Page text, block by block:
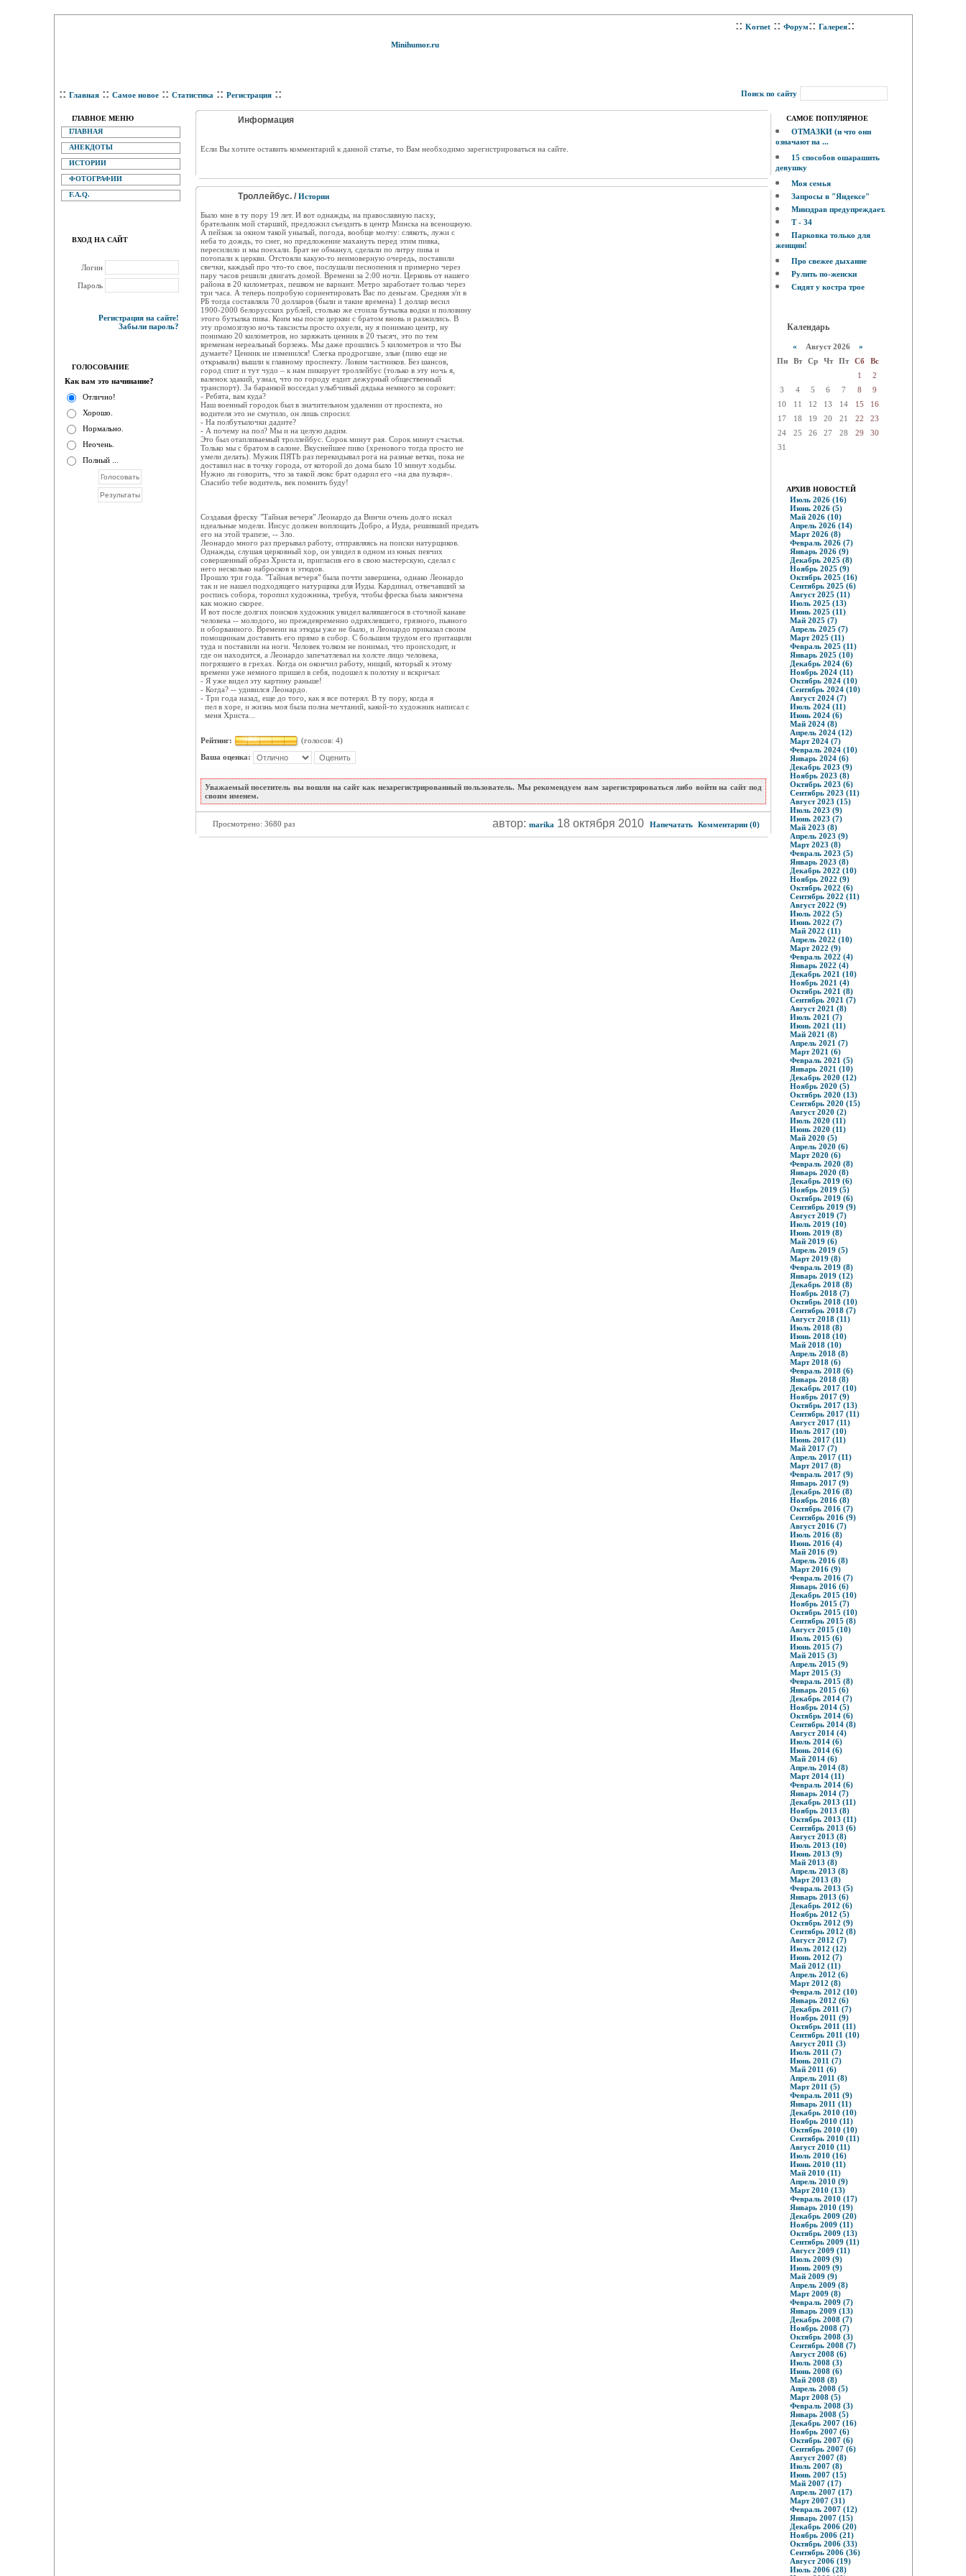
Minihumor.ru
:: Kornet :: Форум:: Галерея::
:: Главная :: Самое новое :: Статистика :: Регистрация :: Поиск по сайту
ГЛАВНОЕ МЕНЮ
ГЛАВНАЯ
АНЕКДОТЫ
ИСТОРИИ
ФОТОГРАФИИ
F.A.Q.
ВХОД НА САЙТ
Логин
Пароль
Регистрация на сайте!
Забыли пароль?
ГОЛОСОВАНИЕ
Как вам это начинание?
Отлично!
Хорошо.
Нормально.
Неочень.
Полный ...
Информация
Eсли Вы хотите оставить комментарий к данной статье, то Вам необходимо зарегистрироваться на сайте.
Троллейбус. / Истории
Было мне в ту пору 19 лет. И вот однажды, на православную пасху,
брательник мой старший, предложил съездить в центр Минска на всенощную.
А пейзаж за окном такой унылый, погода, вообще молчу: слякоть, лужи с
неба то дождь, то снег, но предложение махануть перед этим пивка,
пересилило и мы поехали. Брат не обманул, сделали по литру пива и
потопали к церкви. Отстояли какую-то неимоверную очередь, поставили
свечки, каждый про что-то свое, послушали песнопения и примерно через
пару часов решили двигать домой. Времени за 2:00 ночи. Церковь от нашего
района в 20 километрах, пешком не вариант. Метро заработает только через
три часа. А теперь попробую сориентировать Вас по деньгам. Средняя з/п в
РБ тогда составляла 70 долларов (были и такие времена) 1 доллар весил
1900-2000 белорусских рублей, столько же стоила бутылка водки и половину
этого бутылка пива. Коим мы после церкви с братом вновь и разжились. В
эту промозглую ночь таксисты просто охуели, ну я понимаю центр, ну
понимаю 20 километров, но заряжать ценник в 20 тысяч, это по тем
временам нереальный борзежь. Мы даже прошлись 5 километров и что Вы
думаете? Ценник не изменился! Слегка продрогшие, злые (пиво еще не
открывали) вышли к главному проспекту. Ловим частников. Без шансов,
город спит и тут чудо – к нам пикирует троллейбус (только в эту ночь я,
валенок эдакий, узнал, что по городу ездит дежурный общественный
транспорт). За баранкой восседал улыбчивый дядька немного за сорокет:
- Ребята, вам куда?
Наш военный городок был в значительном удалении от проспекта, но
водителя это не смутило, он лишь спросил:
- На полбутылочки дадите?
- А почему на пол? Мы и на целую дадим.
Это был отапливаемый троллейбус. Сорок минут рая. Сорок минут счастья.
Только мы с братом в салоне. Вкуснейшее пиво (хренового тогда просто не
умели делать). Мужик ПЯТЬ раз перекидывал рога на разные ветки, пока не
доставил нас в точку города, от которой до дома было 10 минут ходьбы.
Нужно ли говорить, что за такой люкс брат одарил его «на два пузыря».
Спасибо тебе водитель, век помнить буду!
Создавая фреску "Тайная вечеря" Леонардо да Винчи очень долго искал
идеальные модели. Иисус должен воплощать Добро, а Иуда, решивший предать
его на этой трапезе, -- Зло.
Леонардо много раз прерывал работу, отправляясь на поиски натурщиков.
Однажды, слушая церковный хор, он увидел в одном из юных певчих
совершенный образ Христа и, пригласив его в свою мастерскую, сделал с
него несколько набросков и этюдов.
Прошло три года. "Тайная вечеря" была почти завершена, однако Леонардо
так и не нашел подходящего натурщика для Иуды. Кардинал, отвечавший за
роспись собора, торопил художника, требуя, чтобы фреска была закончена
как можно скорее.
И вот после долгих поисков художник увидел валявшегося в сточной канаве
человека -- молодого, но преждевременно одряхлевшего, грязного, пьяного
и оборванного. Времени на этюды уже не было, и Леонардо приказал своим
помощникам доставить его прямо в собор. С большим трудом его притащили
туда и поставили на ноги. Человек толком не понимал, что происходит, и
где он находится, а Леонардо запечатлевал на холсте лицо человека,
погрязшего в грехах. Когда он окончил работу, нищий, который к этому
времени уже немного пришел в себя, подошел к полотну и вскричал:
- Я уже видел эту картину раньше!
- Когда? -- удивился Леонардо.
- Три года назад, еще до того, как я все потерял. В ту пору, когда я
пел в хоре, и жизнь моя была полна мечтаний, какой-то художник написал с
меня Христа...
Рейтинг:
(голосов: 4)
Ваша оценка:
Уважаемый посетитель вы вошли на сайт как незарегистрированный пользователь. Мы рекомендуем вам зарегистрироваться либо войти на сайт под
своим именем.
Просмотрено: 3680 раз автор: marika 18 октября 2010 Напечатать Комментарии (0)
САМОЕ ПОПУЛЯРНОЕ
ОТМАЗКИ (и что они
означают на ...
15 способов ошарашить
девушку
Моя семья
Запросы в "Яндексе"
Минздрав предупреждает.
Т - 34
Парковка только для
женщин!
Про свежее дыхание
Рулить по-женски
Сидят у костра трое
Календарь
« Август 2026 »
Пн
Вт Ср Чт Пт Сб
Вс
1
2
3
4 5 6 7 8
9
10
11 12 13 14 15
16
17
18 19 20 21 22
23
24
25 26 27 28 29
30
31
АРХИВ НОВОСТЕЙ
Июль 2026 (16)
Июнь 2026 (5)
Май 2026 (10)
Апрель 2026 (14)
Март 2026 (8)
Февраль 2026 (7)
Январь 2026 (9)
Декабрь 2025 (8)
Ноябрь 2025 (9)
Октябрь 2025 (16)
Сентябрь 2025 (6)
Август 2025 (11)
Июль 2025 (13)
Июнь 2025 (11)
Май 2025 (7)
Апрель 2025 (7)
Март 2025 (11)
Февраль 2025 (11)
Январь 2025 (10)
Декабрь 2024 (6)
Ноябрь 2024 (11)
Октябрь 2024 (10)
Сентябрь 2024 (10)
Август 2024 (7)
Июль 2024 (11)
Июнь 2024 (6)
Май 2024 (8)
Апрель 2024 (12)
Март 2024 (7)
Февраль 2024 (10)
Январь 2024 (6)
Декабрь 2023 (9)
Ноябрь 2023 (8)
Октябрь 2023 (6)
Сентябрь 2023 (11)
Август 2023 (15)
Июль 2023 (9)
Июнь 2023 (7)
Май 2023 (8)
Апрель 2023 (9)
Март 2023 (8)
Февраль 2023 (5)
Январь 2023 (8)
Декабрь 2022 (10)
Ноябрь 2022 (9)
Октябрь 2022 (6)
Сентябрь 2022 (11)
Август 2022 (9)
Июль 2022 (5)
Июнь 2022 (7)
Май 2022 (11)
Апрель 2022 (10)
Март 2022 (9)
Февраль 2022 (4)
Январь 2022 (4)
Декабрь 2021 (10)
Ноябрь 2021 (4)
Октябрь 2021 (8)
Сентябрь 2021 (7)
Август 2021 (8)
Июль 2021 (7)
Июнь 2021 (11)
Май 2021 (8)
Апрель 2021 (7)
Март 2021 (6)
Февраль 2021 (5)
Январь 2021 (10)
Декабрь 2020 (12)
Ноябрь 2020 (5)
Октябрь 2020 (13)
Сентябрь 2020 (15)
Август 2020 (2)
Июль 2020 (11)
Июнь 2020 (11)
Май 2020 (5)
Апрель 2020 (6)
Март 2020 (6)
Февраль 2020 (8)
Январь 2020 (8)
Декабрь 2019 (6)
Ноябрь 2019 (5)
Октябрь 2019 (6)
Сентябрь 2019 (9)
Август 2019 (7)
Июль 2019 (10)
Июнь 2019 (8)
Май 2019 (6)
Апрель 2019 (5)
Март 2019 (8)
Февраль 2019 (8)
Январь 2019 (12)
Декабрь 2018 (8)
Ноябрь 2018 (7)
Октябрь 2018 (10)
Сентябрь 2018 (7)
Август 2018 (11)
Июль 2018 (8)
Июнь 2018 (10)
Май 2018 (10)
Апрель 2018 (8)
Март 2018 (6)
Февраль 2018 (6)
Январь 2018 (8)
Декабрь 2017 (10)
Ноябрь 2017 (9)
Октябрь 2017 (13)
Сентябрь 2017 (11)
Август 2017 (11)
Июль 2017 (10)
Июнь 2017 (11)
Май 2017 (7)
Апрель 2017 (11)
Март 2017 (8)
Февраль 2017 (9)
Январь 2017 (9)
Декабрь 2016 (8)
Ноябрь 2016 (8)
Октябрь 2016 (7)
Сентябрь 2016 (9)
Август 2016 (7)
Июль 2016 (8)
Июнь 2016 (4)
Май 2016 (9)
Апрель 2016 (8)
Март 2016 (9)
Февраль 2016 (7)
Январь 2016 (6)
Декабрь 2015 (10)
Ноябрь 2015 (7)
Октябрь 2015 (10)
Сентябрь 2015 (8)
Август 2015 (10)
Июль 2015 (6)
Июнь 2015 (7)
Май 2015 (3)
Апрель 2015 (9)
Март 2015 (3)
Февраль 2015 (8)
Январь 2015 (6)
Декабрь 2014 (7)
Ноябрь 2014 (5)
Октябрь 2014 (6)
Сентябрь 2014 (8)
Август 2014 (4)
Июль 2014 (6)
Июнь 2014 (6)
Май 2014 (6)
Апрель 2014 (8)
Март 2014 (11)
Февраль 2014 (6)
Январь 2014 (7)
Декабрь 2013 (11)
Ноябрь 2013 (8)
Октябрь 2013 (11)
Сентябрь 2013 (6)
Август 2013 (8)
Июль 2013 (10)
Июнь 2013 (9)
Май 2013 (8)
Апрель 2013 (8)
Март 2013 (8)
Февраль 2013 (5)
Январь 2013 (6)
Декабрь 2012 (6)
Ноябрь 2012 (5)
Октябрь 2012 (9)
Сентябрь 2012 (8)
Август 2012 (7)
Июль 2012 (12)
Июнь 2012 (7)
Май 2012 (11)
Апрель 2012 (6)
Март 2012 (8)
Февраль 2012 (10)
Январь 2012 (6)
Декабрь 2011 (7)
Ноябрь 2011 (9)
Октябрь 2011 (11)
Сентябрь 2011 (10)
Август 2011 (3)
Июль 2011 (7)
Июнь 2011 (7)
Май 2011 (6)
Апрель 2011 (8)
Март 2011 (5)
Февраль 2011 (9)
Январь 2011 (11)
Декабрь 2010 (10)
Ноябрь 2010 (11)
Октябрь 2010 (10)
Сентябрь 2010 (11)
Август 2010 (11)
Июль 2010 (16)
Июнь 2010 (11)
Май 2010 (11)
Апрель 2010 (9)
Март 2010 (13)
Февраль 2010 (17)
Январь 2010 (19)
Декабрь 2009 (20)
Ноябрь 2009 (11)
Октябрь 2009 (13)
Сентябрь 2009 (11)
Август 2009 (11)
Июль 2009 (9)
Июнь 2009 (9)
Май 2009 (9)
Апрель 2009 (8)
Март 2009 (8)
Февраль 2009 (7)
Январь 2009 (13)
Декабрь 2008 (7)
Ноябрь 2008 (7)
Октябрь 2008 (3)
Сентябрь 2008 (7)
Август 2008 (6)
Июль 2008 (3)
Июнь 2008 (6)
Май 2008 (8)
Апрель 2008 (5)
Март 2008 (5)
Февраль 2008 (3)
Январь 2008 (5)
Декабрь 2007 (16)
Ноябрь 2007 (6)
Октябрь 2007 (6)
Сентябрь 2007 (6)
Август 2007 (8)
Июль 2007 (8)
Июнь 2007 (15)
Май 2007 (17)
Апрель 2007 (17)
Март 2007 (31)
Февраль 2007 (12)
Январь 2007 (15)
Декабрь 2006 (20)
Ноябрь 2006 (21)
Октябрь 2006 (33)
Сентябрь 2006 (36)
Август 2006 (19)
Июль 2006 (28)